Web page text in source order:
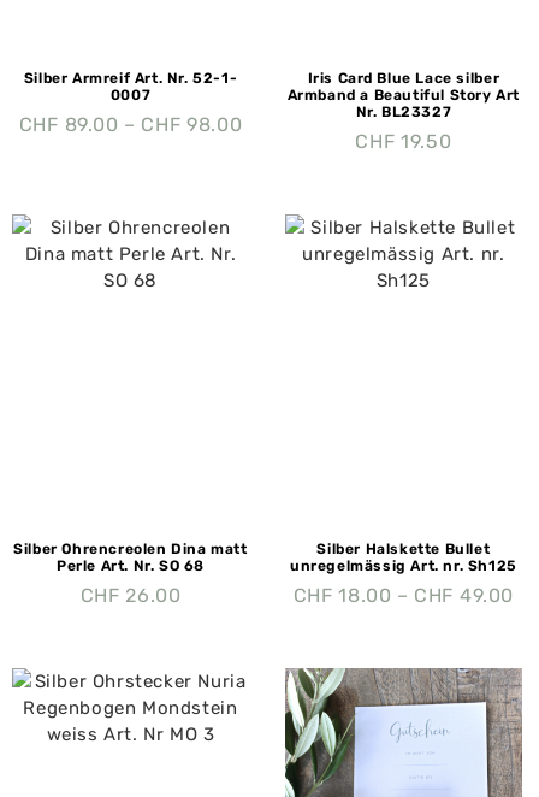
Silber Armreif Art. Nr. 52-1-
0007
CHF 89.00 – CHF 98.00
Iris Card Blue Lace silber
Armband a Beautiful Story Art
Nr. BL23327
CHF 19.50
Silber Ohrencreolen Dina matt
Perle Art. Nr. SO 68
CHF 26.00
Silber Halskette Bullet
unregelmässig Art. nr. Sh125
CHF 18.00 – CHF 49.00